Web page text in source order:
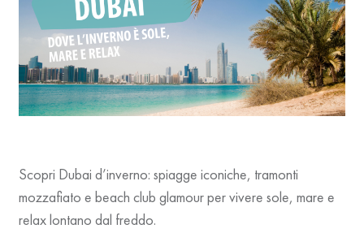
Scopri Dubai d’inverno: spiagge iconiche, tramonti
mozzafiato e beach club glamour per vivere sole, mare e
relax lontano dal freddo.